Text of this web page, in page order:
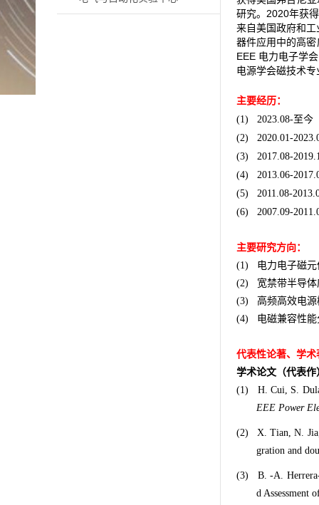
研究。 2020年获
来自美国政府和
器件应用中的高
EEE 电力电子学
电源学会磁技术
主要经历：
(1) 2023.08-
(2)
2020.01-
(3)
2017.08-
(4)
2013.06-
(5)
2011.08-
(6)
2007.09-
主要研究方向：
(1) 电力电子磁
(2) 宽禁带半导
(3) 高频高效电
(4) 电磁兼容性
代表性论著、学术
学术论文（代表作
(1)
H. Cui, S.
EEE Power
(2)
X. Tian, N.
gration and
(3)
B. -A.
d Assessment